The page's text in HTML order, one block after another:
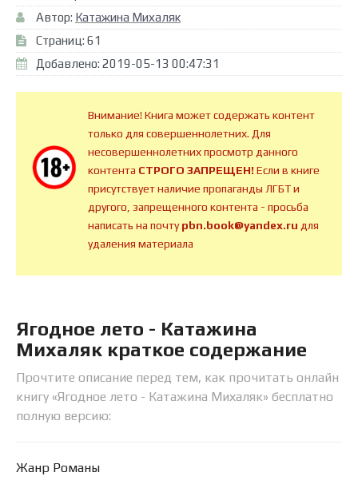
Автор: Катажина Михаляк
Страниц: 61
Добавлено: 2019-05-13 00:47:31
Внимание! Книга может содержать контент
только для совершеннолетних. Для
несовершеннолетних просмотр данного
контента СТРОГО ЗАПРЕЩЕН!Если в книге
присутствует наличие пропаганды ЛГБТ и
другого, запрещенного контента - просьба
написать на почтуpbn.book@yandex.ru для
удаления материала
Ягодное лето - Катажина
Михаляк краткое содержание
Прочтите описание перед тем, как прочитать онлайн
книгу «Ягодное лето - Катажина Михаляк» бесплатно
полную версию:
Жанр Романы